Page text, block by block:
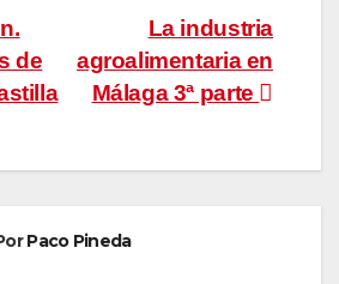
La industria
agroalimentaria en
Málaga 3ª parte
de
Paco Pineda